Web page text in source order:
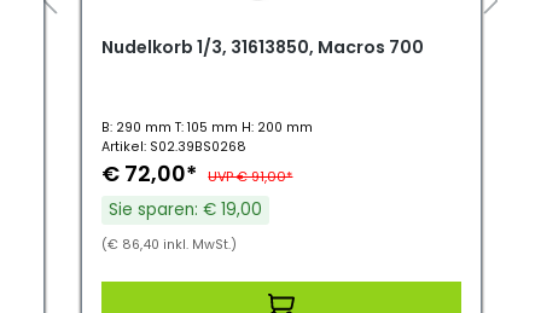
Nudelkorb 1/3, 31613850, Macros 700
B: 290 mm T: 105 mm H: 200 mm
Artikel: S02.39BS0268
€ 72,00* UVP € 91,00*
Sie sparen: € 19,00
(€ 86,40 inkl. MwSt.)